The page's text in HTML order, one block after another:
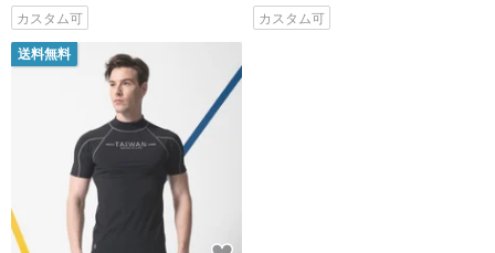
カスタム可 カスタム可
送料無料